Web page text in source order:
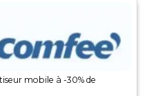
mobile à -30% de